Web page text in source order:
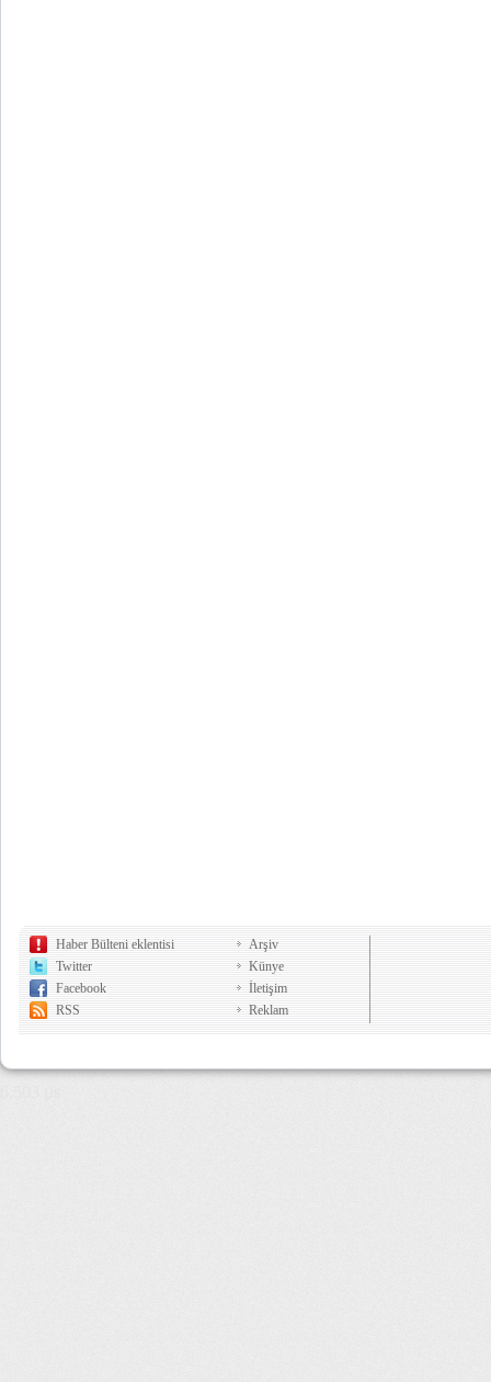
Haber Bülteni eklentisi
Twitter
Facebook
RSS
Arşiv
Künye
İletişim
Reklam